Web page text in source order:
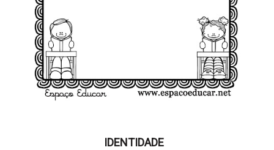
IDENTIDADE